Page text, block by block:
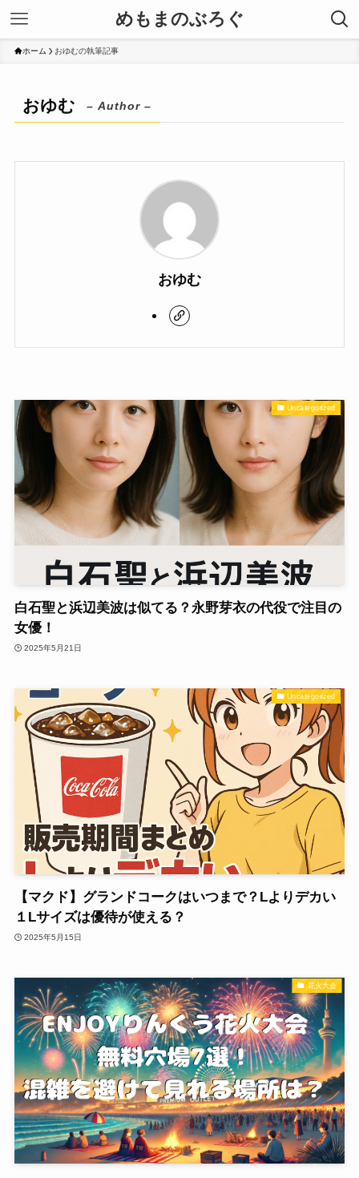
めもまのぶろぐ
ホーム おゆむの執筆記事
おゆむ – Author –
おゆむ
Uncategorized
白石聖と浜辺美波は似てる？永野芽衣の代役で注目の
女優！
2025年5月21日
Uncategorized
【マクド】グランドコークはいつまで？Lよりデカい
１Lサイズは優待が使える？
2025年5月15日
花火大会